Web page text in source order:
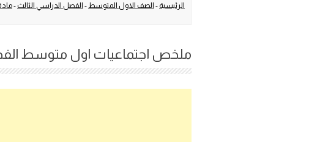
الرئيسية - الصف الاول المتوسط - الفصل الدراسي الثالث-
ملخص اجتماعيات اول متوسط الفصل